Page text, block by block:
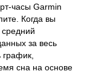
часы Garmin
Когда вы
за весь
сна на основе